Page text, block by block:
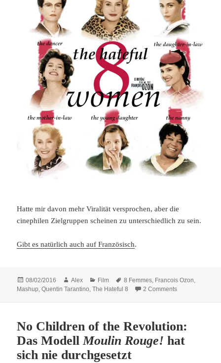
Hatte mir davon mehr Viralität versprochen, aber die
cinephilen Zielgruppen scheinen zu unterschiedlich zu sein.
Gibt es natürlich auch auf Französisch.
Posted
on
08/02/2016 Author
Alex Categories
Film Tags
8 Femmes Francois Ozon
Mashup ,Quentin Tarantino ,The Hateful 8 2 Commentson The Hateful
No Children of the Revolution:
Das ModellMoulin Rouge! hat
sich nie durchgesetzt